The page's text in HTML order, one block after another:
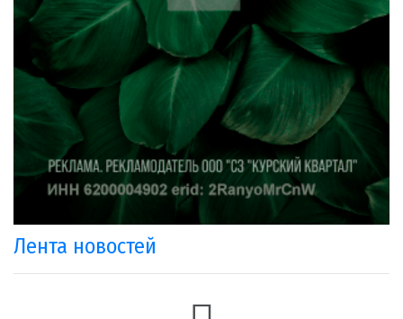
Лента новостей